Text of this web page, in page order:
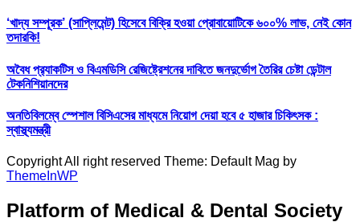
‘খাদ্য সম্পূরক’ (সাপ্লিমেন্ট) হিসেবে বিক্রি হওয়া প্রোবায়োটিকে ৬০০% লাভ, নেই কোন
তদারকি!
অবৈধ প্র‍্যাকটিস ও বিএমডিসি রেজিষ্ট্রেশনের দাবিতে জনদুর্ভোগ তৈরির চেষ্টা ডেন্টাল
টেকনিশিয়ানদের
অনতিবিলম্বে স্পেশাল বিসিএসের মাধ্যমে নিয়োগ দেয়া হবে ৫ হাজার চিকিৎসক :
স্বাস্থ্যমন্ত্রী
Copyright All right reserved Theme: Default Mag by
ThemeInWP
Platform of Medical & Dental Society